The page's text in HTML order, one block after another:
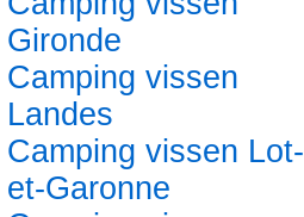
Gironde
Camping vissen
Landes
Camping vissen Lot-
et-Garonne